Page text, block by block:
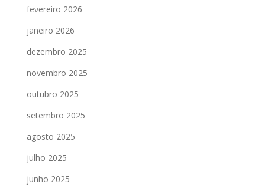
fevereiro 2026
janeiro 2026
dezembro 2025
novembro 2025
outubro 2025
setembro 2025
agosto 2025
julho 2025
junho 2025